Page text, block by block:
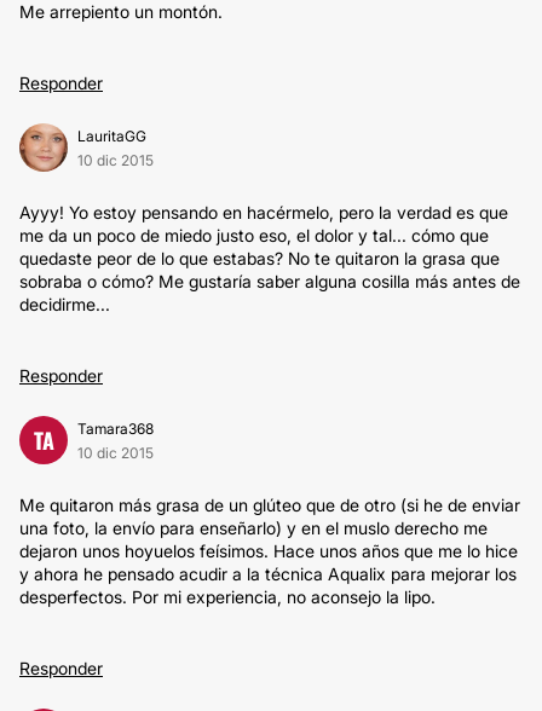
Me arrepiento un montón.
Responder
LauritaGG
10 dic 2015
Ayyy! Yo estoy pensando en hacérmelo, pero la verdad es que
me da un poco de miedo justo eso, el dolor y tal... cómo que
quedaste peor de lo que estabas? No te quitaron la grasa que
sobraba o cómo? Me gustaría saber alguna cosilla más antes de
decidirme...
Responder
TA
Tamara368
10 dic 2015
Me quitaron más grasa de un glúteo que de otro (si he de enviar
una foto, la envío para enseñarlo) y en el muslo derecho me
dejaron unos hoyuelos feísimos. Hace unos años que me lo hice
y ahora he pensado acudir a la técnica Aqualix para mejorar los
desperfectos. Por mi experiencia, no aconsejo la lipo.
Responder